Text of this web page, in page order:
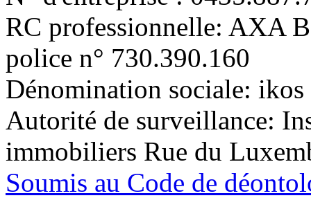
RC professionnelle: AXA
police n° 730.390.160
Dénomination sociale: ikos
Autorité de surveillance:
immobiliers Rue du
Soumis au Code de